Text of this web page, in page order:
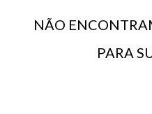
NÃO
PARA